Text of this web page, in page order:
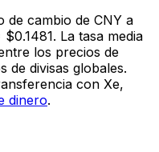
de cambio de CNY a
La tasa media
los precios de
de divisas globales.
con Xe,
dinero.